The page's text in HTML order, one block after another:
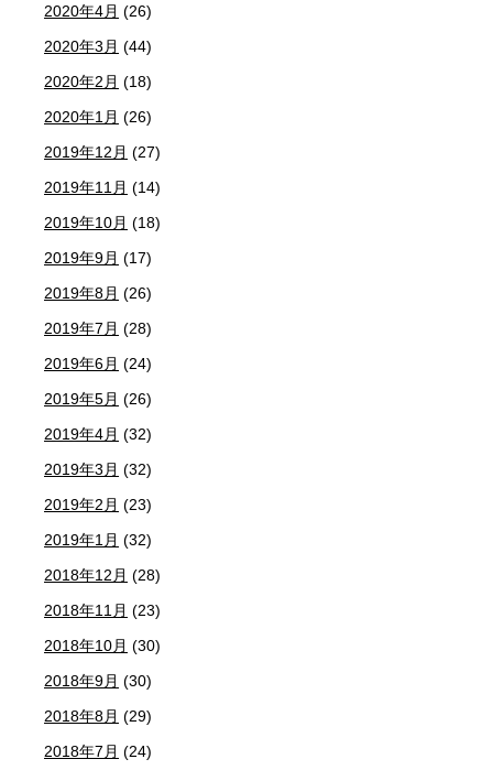
2020年4月 (26)
2020年3月 (44)
2020年2月 (18)
2020年1月 (26)
2019年12月 (27)
2019年11月 (14)
2019年10月 (18)
2019年9月 (17)
2019年8月 (26)
2019年7月 (28)
2019年6月 (24)
2019年5月 (26)
2019年4月 (32)
2019年3月 (32)
2019年2月 (23)
2019年1月 (32)
2018年12月 (28)
2018年11月 (23)
2018年10月 (30)
2018年9月 (30)
2018年8月 (29)
2018年7月 (24)